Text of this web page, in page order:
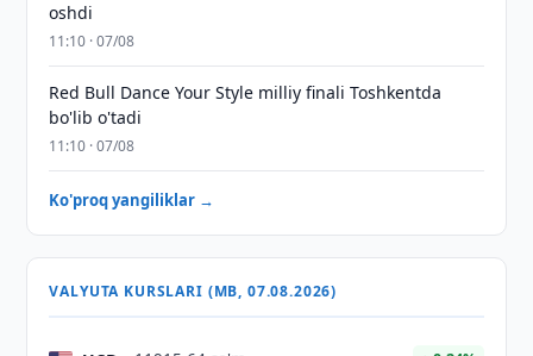
oshdi
11:10 · 07/08
Red Bull Dance Your Style milliy finali Toshkentda
bo'lib o'tadi
11:10 · 07/08
Ko'proq yangiliklar →
VALYUTA KURSLARI (MB, 07.08.2026)